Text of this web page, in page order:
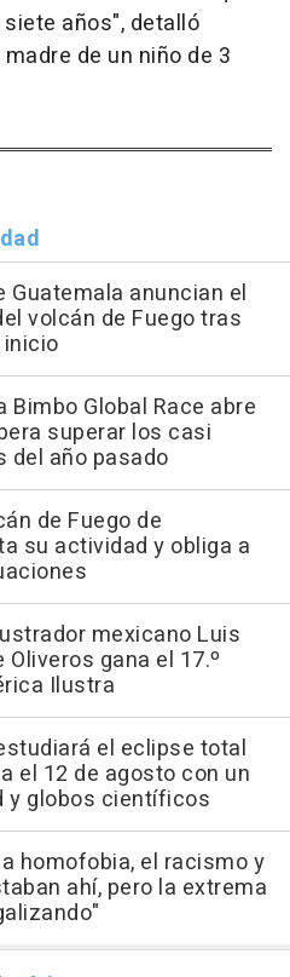
años", detalló
de un niño de 3
Guatemala anuncian el
volcán de Fuego tras
Global Race abre
superar los casi
del año pasado
de Fuego de
su actividad y obliga a
mexicano Luis
gana el 17.º
Ilustra
el eclipse total
el 12 de agosto con un
y globos científicos
homofobia, el racismo y
ahí, pero la extrema